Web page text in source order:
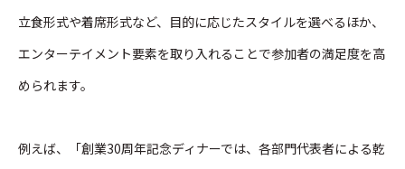
立食形式や着席形式など、目的に応じたスタイルを選べるほか、
エンターテイメント要素を取り入れることで参加者の満足度を高
められます。
例えば、「創業30周年記念ディナーでは、各部門代表者による乾